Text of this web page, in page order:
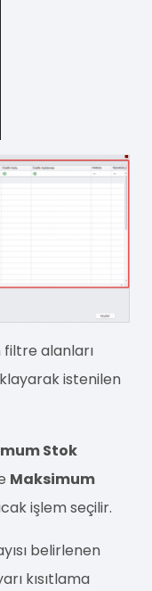
filtre alanları
istenilen
Stok
Maksimum
işlem seçilir.
belirlenen
kısıtlama